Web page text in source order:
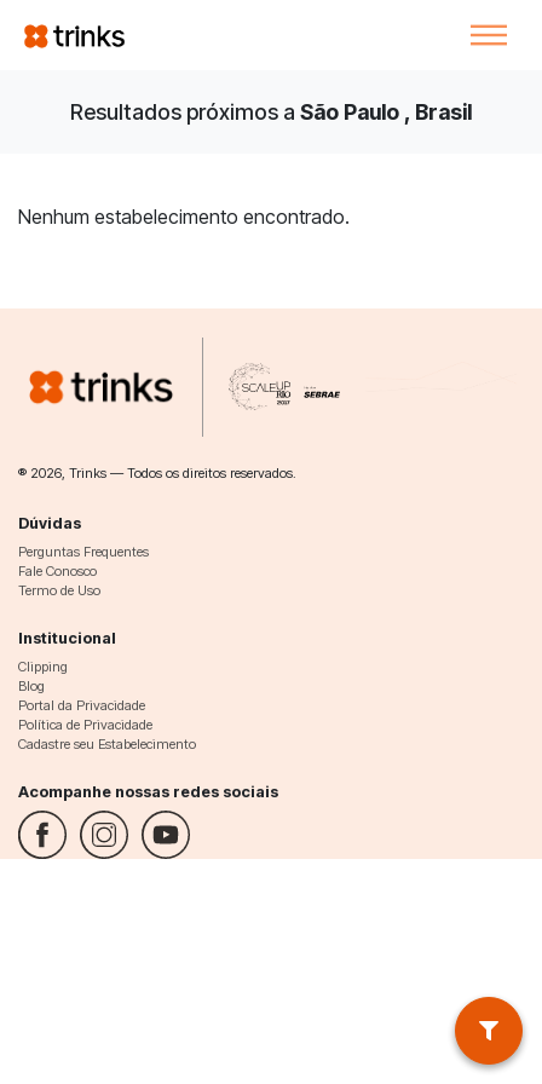
Resultados próximos a São Paulo , Brasil
Nenhum estabelecimento encontrado.
® 2026, Trinks — Todos os direitos reservados.
Dúvidas
Perguntas Frequentes
Fale Conosco
Termo de Uso
Institucional
Clipping
Blog
Portal da Privacidade
Política de Privacidade
Cadastre seu Estabelecimento
Acompanhe nossas redes sociais